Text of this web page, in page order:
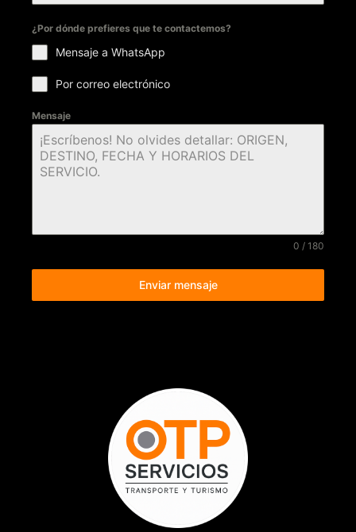
¿Por dónde prefieres que te contactemos?
Mensaje a WhatsApp
Por correo electrónico
Mensaje
0 / 180
Enviar mensaje